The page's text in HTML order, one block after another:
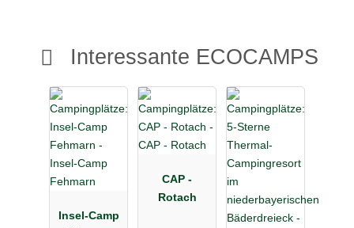
Interessante ECOCAMPS
Insel-Camp
CAP -
Rotach